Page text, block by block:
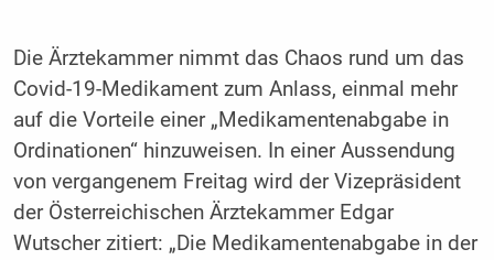
Die Ärztekammer nimmt das Chaos rund um das
Covid-19-Medikament zum Anlass, einmal mehr
auf die Vorteile einer „Medikamentenabgabe in
Ordinationen“ hinzuweisen. In einer Aussendung
von vergangenem Freitag wird der Vizepräsident
der Österreichischen Ärztekammer Edgar
Wutscher zitiert: „Die Medikamentenabgabe in der